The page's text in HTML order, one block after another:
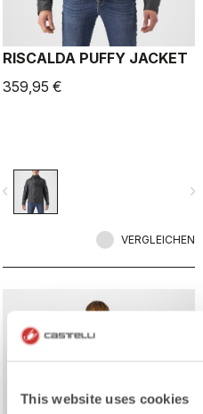
This website uses cookies
RISCALDA PUFFY JACKET
359,95 €
navigate_next
VERGLEICHEN